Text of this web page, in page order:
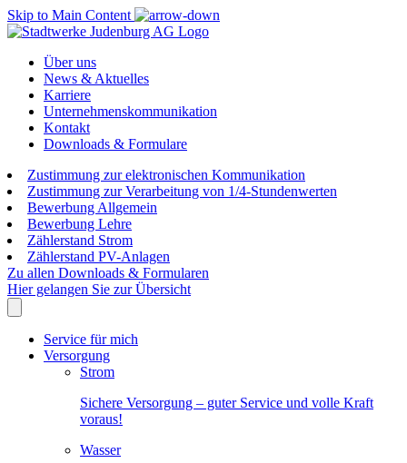
Skip to Main Content
Über uns
News & Aktuelles
Karriere
Unternehmenskommunikation
Kontakt
Downloads & Formulare
Zustimmung zur elektronischen Kommunikation
Zustimmung zur Verarbeitung von 1/4-Stundenwerten
Bewerbung Allgemein
Bewerbung Lehre
Zählerstand Strom
Zählerstand PV-Anlagen
Zu allen Downloads & Formularen
Hier gelangen Sie zur Übersicht
Service für mich
Versorgung
Strom
Sichere Versorgung – guter Service und volle Kraft
voraus!
Wasser